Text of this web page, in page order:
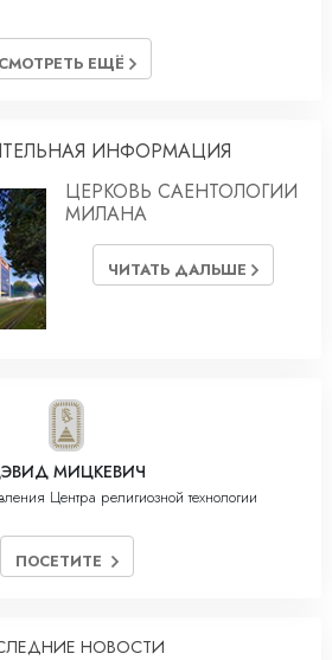
СМОТРЕТЬ ЕЩЁ
ИНФОРМАЦИЯ
ЦЕРКОВЬ САЕНТОЛОГИИ
МИЛАНА
ЧИТАТЬ ДАЛЬШЕ
МИЦКЕВИЧ
Центра религиозной технологии
ПОСЕТИТЕ
НОВОСТИ